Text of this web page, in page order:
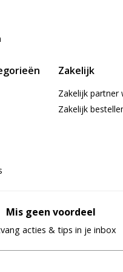
Zakelijk
Zakelijk partner
Zakelijk
Mis geen voordeel
acties & tips in je inbox